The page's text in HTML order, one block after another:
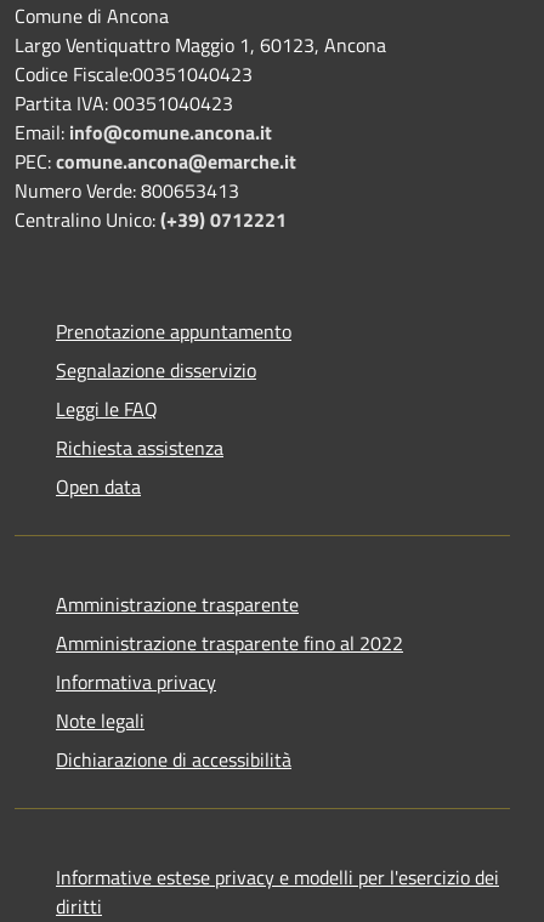
Comune di Ancona
Largo Ventiquattro Maggio 1, 60123, Ancona
Codice Fiscale:00351040423
Partita IVA: 00351040423
Email: info@comune.ancona.it
PEC:comune.ancona@emarche.it
Numero Verde: 800653413
Centralino Unico:(+39) 0712221
Prenotazione appuntamento
Segnalazione disservizio
Leggi le FAQ
Richiesta assistenza
Open data
Amministrazione trasparente
Amministrazione trasparente fino al 2022
Informativa privacy
Note legali
Dichiarazione di accessibilità
Informative estese privacy e modelli per l'esercizio dei
diritti